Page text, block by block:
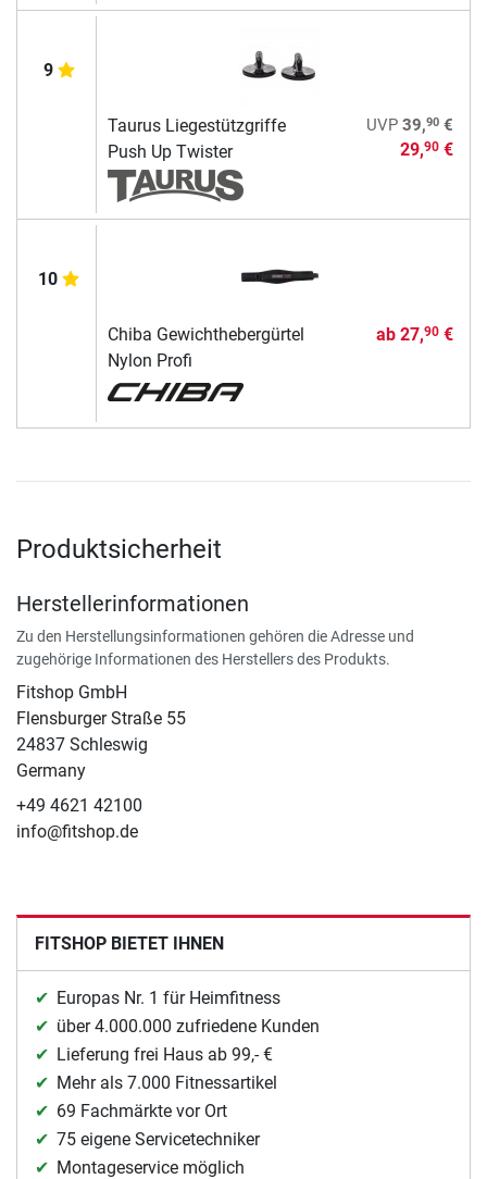
9
Taurus Liegestützgriffe
Push Up Twister
UVP 39,90€
29,90€
10
Chiba Gewichthebergürtel
Nylon Profi
ab 27,90€
Produktsicherheit
Herstellerinformationen
Zu den Herstellungsinformationen gehören die Adresse und
zugehörige Informationen des Herstellers des Produkts.
Fitshop GmbH
Flensburger Straße 55
24837 Schleswig
Germany
+49 4621 42100
info@fitshop.de
FITSHOP BIETET IHNEN
Europas Nr. 1 für Heimfitness
über 4.000.000 zufriedene Kunden
Lieferung frei Haus ab 99,- €
Mehr als 7.000 Fitnessartikel
69 Fachmärkte vor Ort
75 eigene Servicetechniker
Montageservice möglich